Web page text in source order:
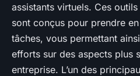
assistants virtuels. Ces
sont conçus pour prendre
tâches, vous permettant
efforts sur des aspects plus
entreprise. L’un des